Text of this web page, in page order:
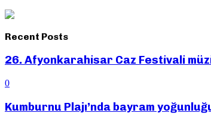
Recent Posts
26. Afyonkarahisar Caz Festivali
0
Kumburnu Plajı’nda bayram